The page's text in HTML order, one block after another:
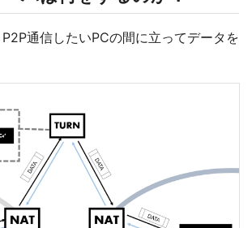
通信したいPCの間に立ってデータを